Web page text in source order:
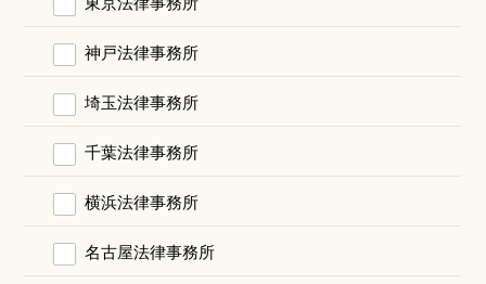
神戸法律事務所
埼玉法律事務所
千葉法律事務所
横浜法律事務所
名古屋法律事務所